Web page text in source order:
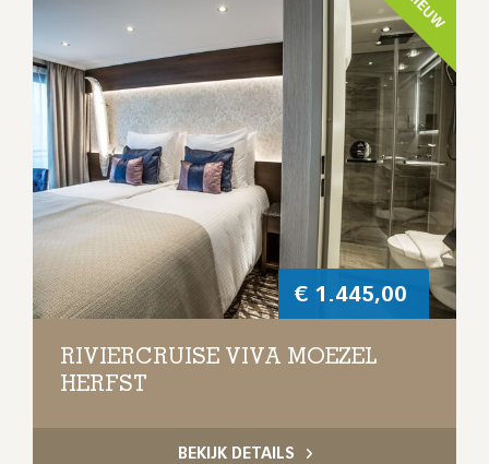
€ 1.445,00
NIEUW
RIVIERCRUISE VIVA MOEZEL
HERFST
BEKIJK DETAILS